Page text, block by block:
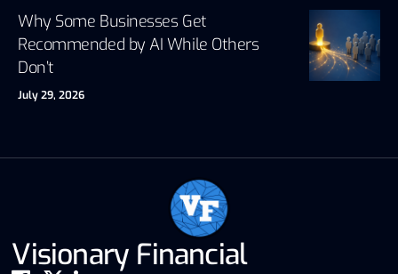
Why Some Businesses Get
Recommended by AI While Others
Don’t
July 29, 2026
Visionary Financial